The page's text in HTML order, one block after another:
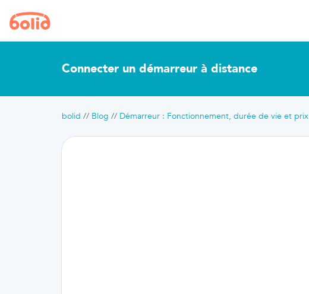
Connecter un démarreur à distance
bolid Blog Démarreur : Fonctionnement, durée de vie et prix